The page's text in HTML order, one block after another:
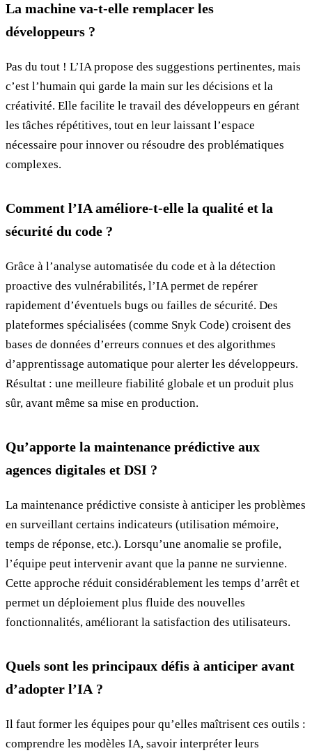
La machine va-t-elle remplacer les
développeurs ?
Pas du tout ! L’IA propose des suggestions pertinentes, mais
c’est l’humain qui garde la main sur les décisions et la
créativité. Elle facilite le travail des développeurs en gérant
les tâches répétitives, tout en leur laissant l’espace
nécessaire pour innover ou résoudre des problématiques
complexes.
Comment l’IA améliore-t-elle la qualité et la
sécurité du code ?
Grâce à l’analyse automatisée du code et à la détection
proactive des vulnérabilités, l’IA permet de repérer
rapidement d’éventuels bugs ou failles de sécurité. Des
plateformes spécialisées (comme Snyk Code) croisent des
bases de données d’erreurs connues et des algorithmes
d’apprentissage automatique pour alerter les développeurs.
Résultat : une meilleure fiabilité globale et un produit plus
sûr, avant même sa mise en production.
Qu’apporte la maintenance prédictive aux
agences digitales et DSI ?
La maintenance prédictive consiste à anticiper les problèmes
en surveillant certains indicateurs (utilisation mémoire,
temps de réponse, etc.). Lorsqu’une anomalie se profile,
l’équipe peut intervenir avant que la panne ne survienne.
Cette approche réduit considérablement les temps d’arrêt et
permet un déploiement plus fluide des nouvelles
fonctionnalités, améliorant la satisfaction des utilisateurs.
Quels sont les principaux défis à anticiper avant
d’adopter l’IA ?
Il faut former les équipes pour qu’elles maîtrisent ces outils :
comprendre les modèles IA, savoir interpréter leurs